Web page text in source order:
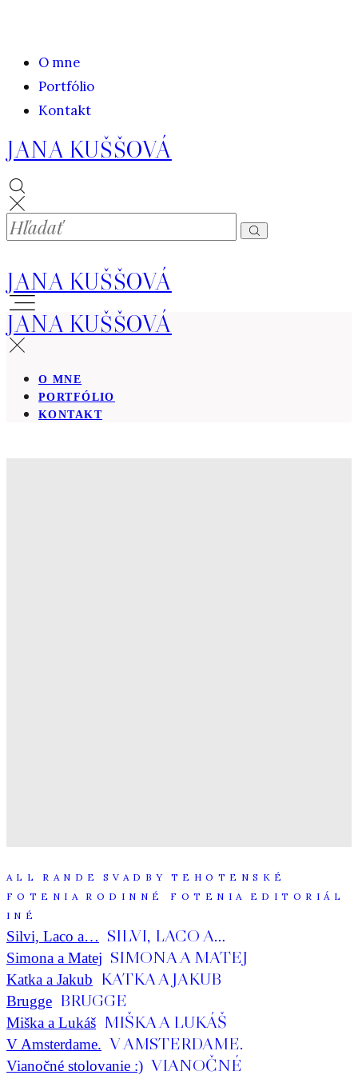
O mne
Portfólio
Kontakt
JANA KUŠŠOVÁ
JANA KUŠŠOVÁ
JANA KUŠŠOVÁ
O MNE
PORTFÓLIO
KONTAKT
ALL RANDE SVADBY
TEHOTENSKÉ
FOTENIA
RODINNÉ FOTENIA
EDITORIÁL
INÉ
Silvi, Laco a… SILVI, LACO A…
Simona a Matej SIMONA A MATEJ
Katka a Jakub KATKA A JAKUB
Brugge BRUGGE
Miška a Lukáš MIŠKA A LUKÁŠ
V Amsterdame. V AMSTERDAME.
Vianočné stolovanie :) VIANOČNÉ